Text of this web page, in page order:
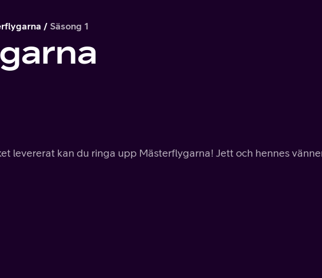
Säsong 1
levererat kan du ringa upp Mästerflygarna! Jett och hennes